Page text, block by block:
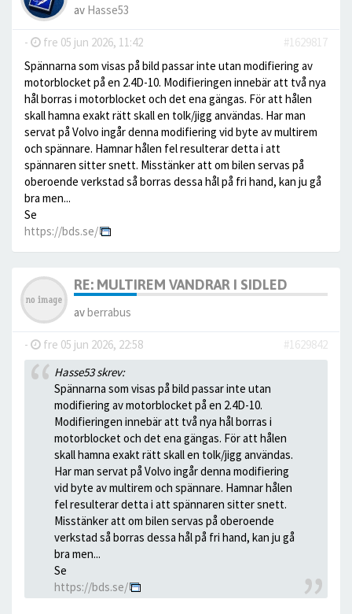
av Hasse53
- fre 05 jun 2026, 11:42
#1629817
Spännarna som visas på bild passar inte utan modifiering av
motorblocket på en 2.4D-10. Modifieringen innebär att två nya
hål borras i motorblocket och det ena gängas. För att hålen
skall hamna exakt rätt skall en tolk/jigg användas. Har man
servat på Volvo ingår denna modifiering vid byte av multirem
och spännare. Hamnar hålen fel resulterar detta i att
spännaren sitter snett. Misstänker att om bilen servas på
oberoende verkstad så borras dessa hål på fri hand, kan ju gå
bra men...
Se
https://bds.se/
RE: MULTIREM VANDRAR I SIDLED
avberrabus
- fre 05 jun 2026, 22:58
#1629842
Hasse53 skrev:
Spännarna som visas på bild passar inte utan
modifiering av motorblocket på en 2.4D-10.
Modifieringen innebär att två nya hål borras i
motorblocket och det ena gängas. För att hålen
skall hamna exakt rätt skall en tolk/jigg användas.
Har man servat på Volvo ingår denna modifiering
vid byte av multirem och spännare. Hamnar hålen
fel resulterar detta i att spännaren sitter snett.
Misstänker att om bilen servas på oberoende
verkstad så borras dessa hål på fri hand, kan ju gå
bra men...
Se
https://bds.se/